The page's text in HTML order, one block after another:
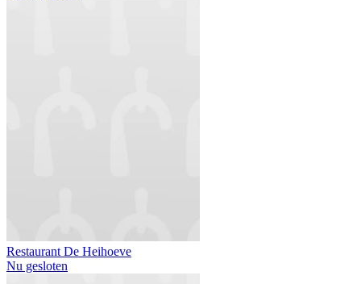
Restaurant De Heihoeve
Nu gesloten